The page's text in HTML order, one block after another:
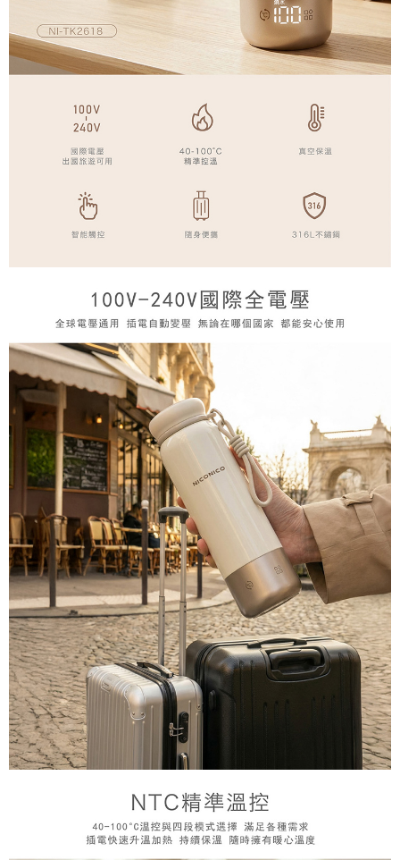
５．嚴禁一人註冊多個帳號或使用他人資訊註冊。若發現惡意使用之情形，
恩沛科技股份有限公司將有權停止該用戶之使用額度並採取法律行動。